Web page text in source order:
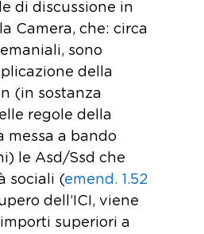
di discussione in
Camera, che: circa
sono
della
(in sostanza
regole della
messa a bando
le Asd/Ssd che
sociali (emend. 1.52
dell’ICI, viene
superiori a